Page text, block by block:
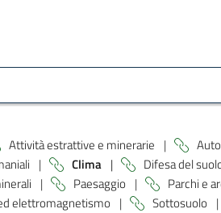
Attività estrattive e minerarie |
| Clima | Difesa del
| Paesaggio | Parchi e
elettromagnetismo | Sottosuolo |